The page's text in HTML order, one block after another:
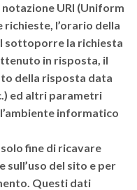
URI (Uniform
l’orario della
sottoporre la richiesta
in risposta, il
della risposta data
ed altri parametri
informatico
fine di ricavare
del sito e per
Questi dati